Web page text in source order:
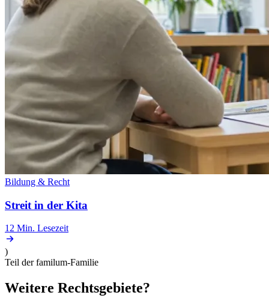
Bildung & Recht
Streit in der Kita
12 Min. Lesezeit
)
Teil der familum-Familie
Weitere Rechtsgebiete?